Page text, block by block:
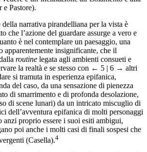
e Pastore).
della narrativa pirandelliana per la vista è
che l’azione del guardare assurge a vero e
è nel contemplare un paesaggio, una
apparentemente insignificante, che il
routine legata agli ambienti consueti e
la realtà e se stesso con ← 5 | 6 → altri
si tramuta in esperienza epifanica,
del caso, da una sensazione di pienezza
di smarrimento e di profonda desolazione,
di scene lunari) da un intricato miscuglio di
dell’avventura epifanica di molti personaggi
anzi proprio essere i suoi esiti ambigui,
poi anche i molti casi di finali sospesi che
(Casella).4